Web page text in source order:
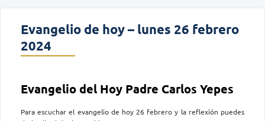
Evangelio de hoy – lunes 26 febrero
2024
Evangelio del Hoy Padre Carlos Yepes
Para escuchar el evangelio de hoy 26 febrero y la reflexión puedes